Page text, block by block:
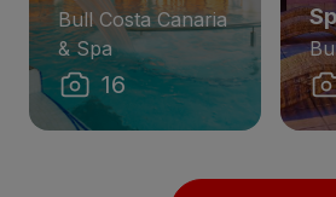
Bull Costa Canaria
& Spa
16